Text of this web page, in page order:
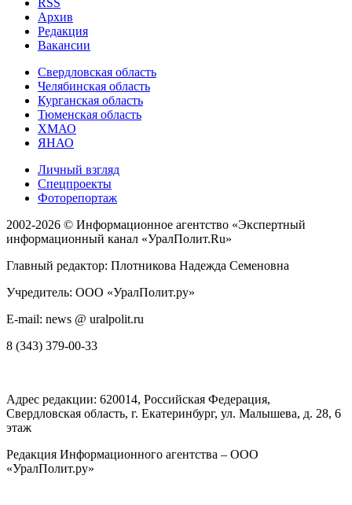
Архив
Редакция
Вакансии
Свердловская область
Челябинская область
Курганская область
Тюменская область
ХМАО
ЯНАО
Личный взгляд
Спецпроекты
Фоторепортаж
2002-2026 © Информационное агентство «Экспертный
информационный канал «УралПолит.Ru»
Главный редактор: Плотникова Надежда Семеновна
Учредитель: ООО «УралПолит.ру»
E-mail: news @ uralpolit.ru
8 (343) 379-00-33
Адрес редакции: 620014, Российская Федерация,
Свердловская область, г. Екатеринбург, ул. Малышева, д. 28, 6
этаж
Редакция Информационного агентства – ООО
«УралПолит.ру»